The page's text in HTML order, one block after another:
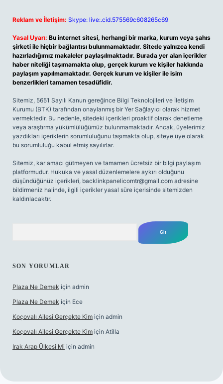
Reklam ve İletişim: Skype: live:.cid.575569c608265c69
Yasal Uyarı: Bu internet sitesi, herhangi bir marka, kurum veya şahıs
şirketi ile hiçbir bağlantısı bulunmamaktadır. Sitede yalnızca kendi
hazırladığımız makaleler paylaşılmaktadır. Burada yer alan içerikler
haber niteliği taşımamakta olup, gerçek kurum ve kişiler hakkında
paylaşım yapılmamaktadır. Gerçek kurum ve kişiler ile isim
benzerlikleri tamamen tesadüfidir.
Sitemiz, 5651 Sayılı Kanun gereğince Bilgi Teknolojileri ve İletişim
Kurumu (BTK) tarafından onaylanmış bir Yer Sağlayıcı olarak hizmet
vermektedir. Bu nedenle, sitedeki içerikleri proaktif olarak denetleme
veya araştırma yükümlülüğümüz bulunmamaktadır. Ancak, üyelerimiz
yazdıkları içeriklerin sorumluluğunu taşımakta olup, siteye üye olarak
bu sorumluluğu kabul etmiş sayılırlar.
Sitemiz, kar amacı gütmeyen ve tamamen ücretsiz bir bilgi paylaşım
platformudur. Hukuka ve yasal düzenlemelere aykırı olduğunu
düşündüğünüz içerikleri, backlinkpanelicomtr@gmail.com adresine
bildirmeniz halinde, ilgili içerikler yasal süre içerisinde sitemizden
kaldırılacaktır.
SON YORUMLAR
Plaza Ne Demek için admin
Plaza Ne Demek için Ece
Koçovalı Ailesi Gerçekte Kim için admin
Koçovalı Ailesi Gerçekte Kim için Atilla
Irak Arap Ülkesi Mi için admin